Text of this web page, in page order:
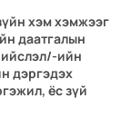
хэм хэмжээг
даатгалын
ийн
дэргэдэх
ёс зүй